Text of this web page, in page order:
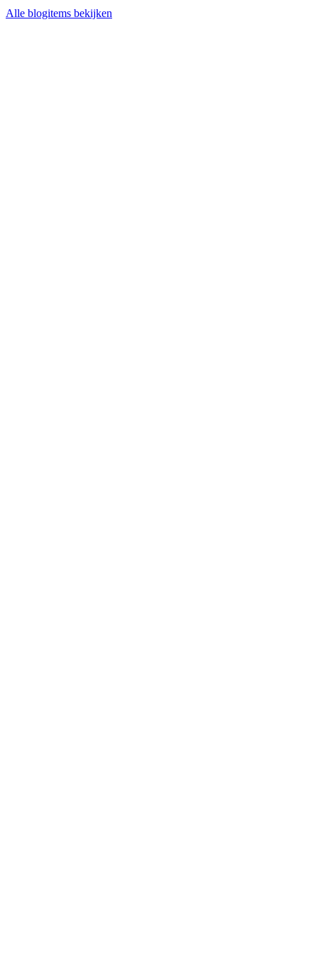
Alle blogitems bekijken